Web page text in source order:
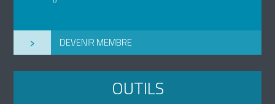
› DEVENIR MEMBRE
OUTILS